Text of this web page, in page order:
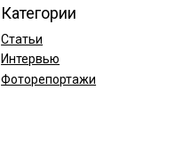
Категории
Статьи
Интервью
Фоторепортажи